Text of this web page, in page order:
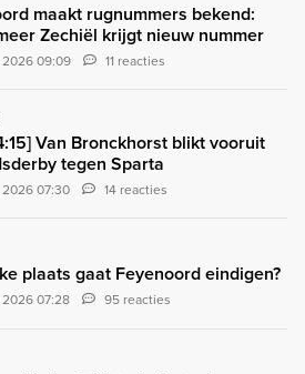
maakt rugnummers bekend:
Zechiël krijgt nieuw nummer
2026 09:09 11 reacties
Van Bronckhorst blikt vooruit
tegen Sparta
2026 07:30 14 reacties
plaats gaat Feyenoord eindigen?
2026 07:28 95 reacties